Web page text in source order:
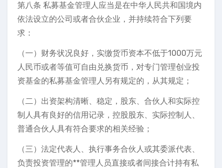
第八条 私募基金管理人应当是在中华人民共和国境内
依法设立的公司或者合伙企业，并持续符合下列要
求：
（一）财务状况良好，实缴货币资本不低于1000万元
人民币或者等值可自由兑换货币，对专门管理创业投
资基金的私募基金管理人另有规定的，从其规定；
（二）出资架构清晰、稳定，股东、合伙人和实际控
制人具有良好的信用记录，控股股东、实际控制人、
普通合伙人具有符合要求的相关经验；
（三）法定代表人、执行事务合伙人或其委派代表、
负责投资管理的**管理人员直接或者间接合计持有私